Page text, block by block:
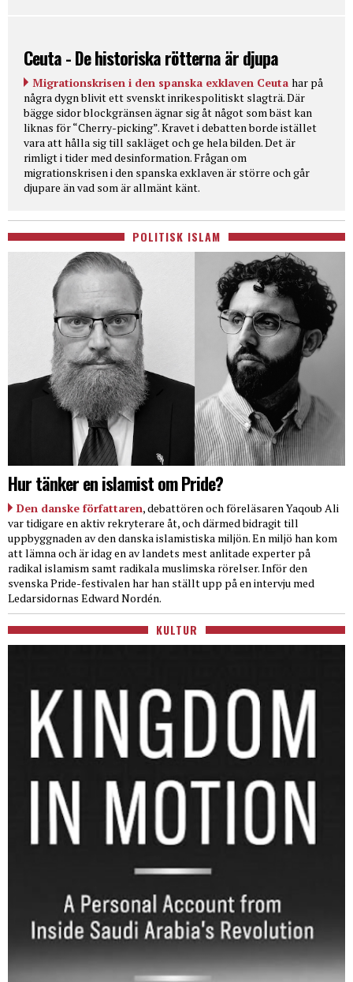
Ceuta - De historiska rötterna är djupa
Migrationskrisen i den spanska exklaven Ceuta har på
några dygn blivit ett svenskt inrikespolitiskt slagträ. Där
bägge sidor blockgränsen ägnar sig åt något som bäst kan
liknas för “Cherry-picking”. Kravet i debatten borde istället
vara att hålla sig till sakläget och ge hela bilden. Det är
rimligt i tider med desinformation. Frågan om
migrationskrisen i den spanska exklaven är större och går
djupare än vad som är allmänt känt.
POLITISK ISLAM
Hur tänker en islamist om Pride?
Den danske författaren, debattören och föreläsaren Yaqoub Ali
var tidigare en aktiv rekryterare åt, och därmed bidragit till
uppbyggnaden av den danska islamistiska miljön. En miljö han kom
att lämna och är idag en av landets mest anlitade experter på
radikal islamism samt radikala muslimska rörelser. Inför den
svenska Pride-festivalen har han ställt upp på en intervju med
Ledarsidornas Edward Nordén.
KULTUR